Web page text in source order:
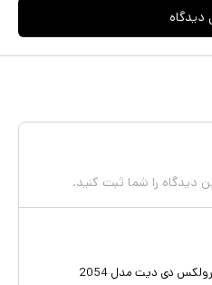
دیدگاه
دیدگاه را شما ثبت کنید.
دی دیت مدل 2054